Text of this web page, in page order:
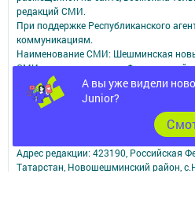
А вы уже видели
Junior?
редакций СМИ.
При поддержке Республиканского
коммуникациям.
Наименование СМИ: Шешминская
СМИ зарегистрировано Федеральной
связи,
информационных технологий и
запись о регистрации СМИ ЭЛ № ФС 77
ФИО главного редактора: Мусин Азат
sheshminskaja-nov.dir@tatmedia.com
Адрес редакции: 423190, Российская
Татарстан, Новошешминский район,